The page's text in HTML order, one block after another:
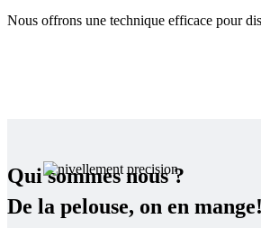
Nous offrons une technique efficace pour
Qui sommes nous ?
De la pelouse, on en mange!